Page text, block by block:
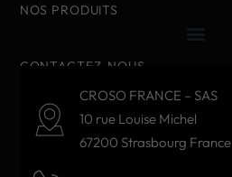
NOS PRODUITS
CONTACTEZ-NOUS
CROSO FRANCE – SAS
10 rue Louise Michel
67200 Strasbourg France